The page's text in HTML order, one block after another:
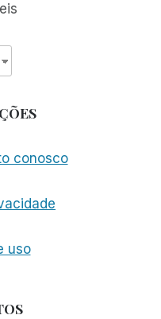
conosco
uso